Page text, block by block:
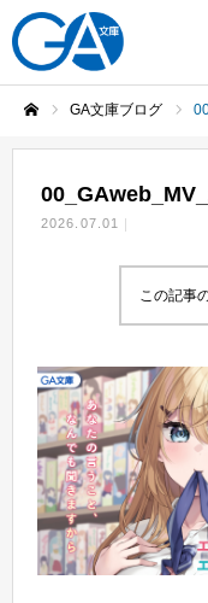
GA文庫ブログ
2026.07.01
この記事